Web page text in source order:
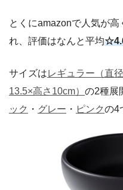
とくにamazonで人気が
れ、評価はなんと平均
サイズはレギュラー（直
13.5×高さ10cm） の2種展
ック ・ グレー ・ ピンクの4